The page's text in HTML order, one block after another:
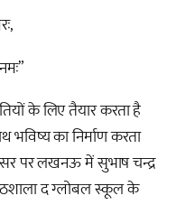
के लिए तैयार करता है
का निर्माण करता
पर लखनऊ में सुभाष चन्द्र
द ग्लोबल स्कूल के